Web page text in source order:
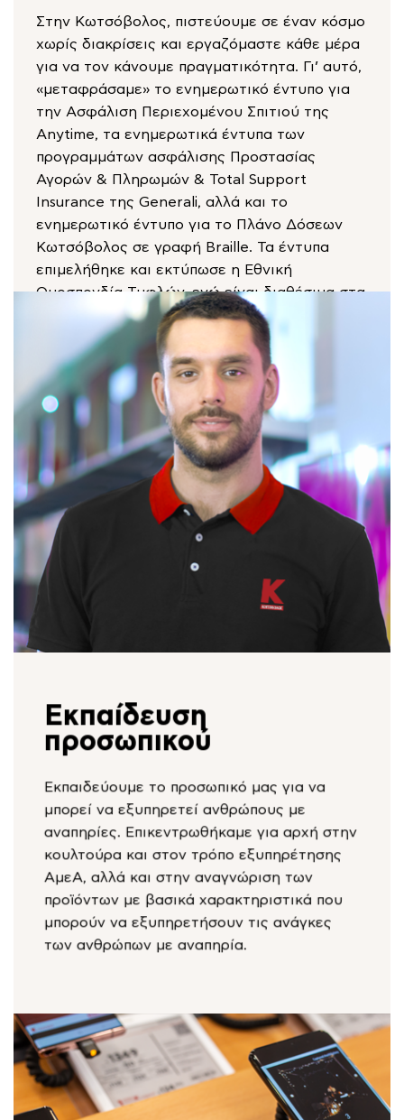
Στην Κωτσόβολος, πιστεύουμε σε έναν κόσμο
χωρίς διακρίσεις και εργαζόμαστε κάθε μέρα
για να τον κάνουμε πραγματικότητα. Γι’ αυτό,
«μεταφράσαμε» το ενημερωτικό έντυπο για
την Ασφάλιση Περιεχομένου Σπιτιού της
Anytime, τα ενημερωτικά έντυπα των
προγραμμάτων ασφάλισης Προστασίας
Αγορών & Πληρωμών & Total Support
Insurance της Generali, αλλά και το
ενημερωτικό έντυπο για το Πλάνο Δόσεων
Κωτσόβολος σε γραφή Braille. Τα έντυπα
επιμελήθηκε και εκτύπωσε η Εθνική
Ομοσπονδία Τυφλών, ενώ είναι διαθέσιμα στα
91 καταστήματα Κωτσόβολος σε όλη την
Ελλάδα.
Εκπαίδευση
προσωπικού
Εκπαιδεύουμε το προσωπικό μας για να
μπορεί να εξυπηρετεί ανθρώπους με
αναπηρίες. Επικεντρωθήκαμε για αρχή στην
κουλτούρα και στον τρόπο εξυπηρέτησης
ΑμεΑ, αλλά και στην αναγνώριση των
προϊόντων με βασικά χαρακτηριστικά που
μπορούν να εξυπηρετήσουν τις ανάγκες
των ανθρώπων με αναπηρία.